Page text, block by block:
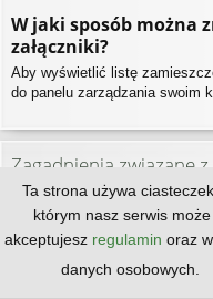
W jaki sposób można
załączniki?
Aby wyświetlić listę
do panelu zarządzania swoim
Zagadnienia związane
Kto jest autorem
Prawa autorskie do tego
.
Public License wersja 2
Ta strona używa
którym nasz serwis
akceptujesz regulamin oraz
danych osobowych.